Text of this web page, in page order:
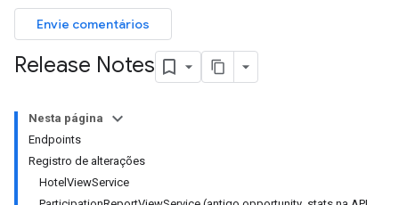
Envie comentários
Release Notes
Nesta página
Endpoints
Registro de alterações
HotelViewService